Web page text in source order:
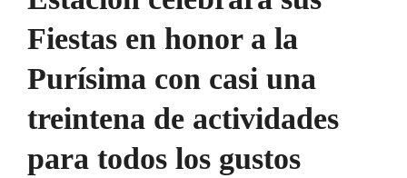
Fiestas en honor a la
Purísima con casi una
treintena de actividades
para todos los gustos